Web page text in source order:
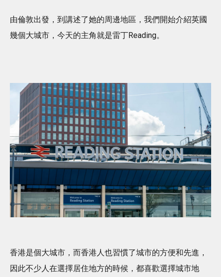
由倫敦出發，到講述了她的周邊地區，我們開始介紹英國
幾個大城市，今天的主角就是雷丁Reading。
香港是個大城市，而香港人也習慣了城市的方便和先進，
因此不少人在選擇居住地方的時候，都喜歡選擇城市地